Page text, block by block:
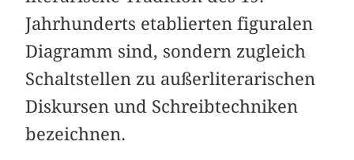
Jahrhunderts etablierten figuralen
Diagramm sind, sondern zugleich
Schaltstellen zu außerliterarischen
Diskursen und Schreibtechniken
bezeichnen.